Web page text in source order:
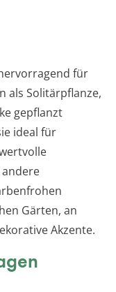
für
als Solitärpflanze,
gepflanzt
ideal für
Gärten, an
Akzente.